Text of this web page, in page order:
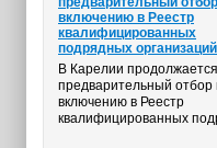
включению в Реестр
квалифицированных
подрядных
В Карелии продолжается
предварительный отбор
включению в Реестр
квалифицированных